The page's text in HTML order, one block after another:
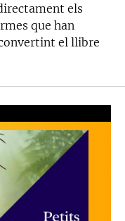
els
que han
el llibre